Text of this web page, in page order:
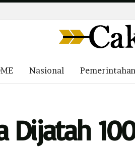
Nasional Pemerintahan
Dijatah